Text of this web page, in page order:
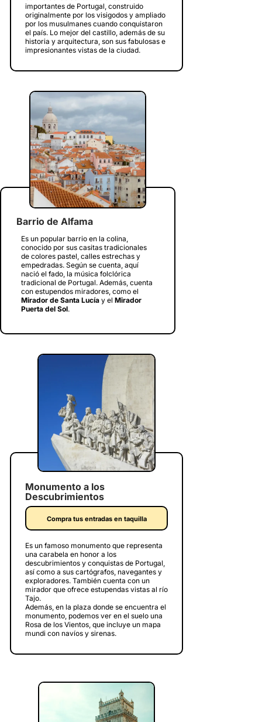
importantes de Portugal, construido
originalmente por los visigodos y ampliado
por los musulmanes cuando conquistaron
el país. Lo mejor del castillo, además de su
historia y arquitectura, son sus fabulosas e
impresionantes vistas de la ciudad.
Barrio de Alfama
Es un popular barrio en la colina,
conocido por sus casitas tradicionales
de colores pastel, calles estrechas y
empedradas. Según se cuenta, aquí
nació el fado, la música folclórica
tradicional de Portugal. Además, cuenta
con estupendos miradores, como el
Mirador de Santa Lucía y el Mirador
Puerta del Sol.
Monumento a los
Descubrimientos
Compra tus entradas en taquilla
Es un famoso monumento que representa
una carabela en honor a los
descubrimientos y conquistas de Portugal,
así como a sus cartógrafos, navegantes y
exploradores. También cuenta con un
mirador que ofrece estupendas vistas al río
Tajo.
Además, en la plaza donde se encuentra el
monumento, podemos ver en el suelo una
Rosa de los Vientos, que incluye un mapa
mundi con navíos y sirenas.